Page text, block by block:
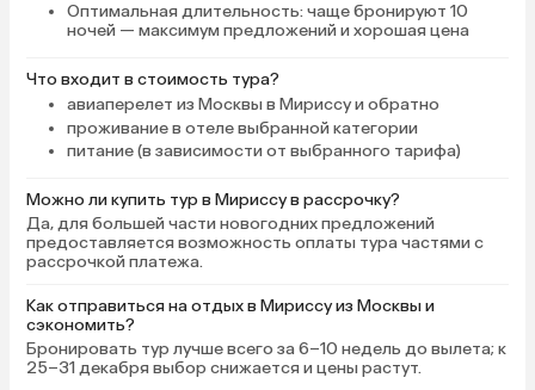
Оптимальная длительность: чаще бронируют 10
ночей — максимум предложений и хорошая цена
Что входит в стоимость тура?
авиаперелет из Москвы в Мириссу и обратно
проживание в отеле выбранной категории
питание (в зависимости от выбранного тарифа)
Можно ли купить тур в Мириссу в рассрочку?
Да, для большей части новогодних предложений
предоставляется возможность оплаты тура частями с
рассрочкой платежа.
Как отправиться на отдых в Мириссу из Москвы и
сэкономить?
Бронировать тур лучше всего за 6–10 недель до вылета; к
25–31 декабря выбор снижается и цены растут.